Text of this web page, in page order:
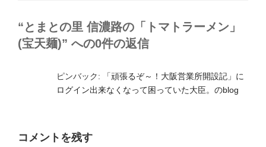
“とまとの里 信濃路の「トマトラーメン」
(宝天麺)” への0件の返信
ピンバック:
「頑張るぞ～！大阪営業所開設記」に
ログイン出来なくなって困っていた大臣。のblog
コメントを残す